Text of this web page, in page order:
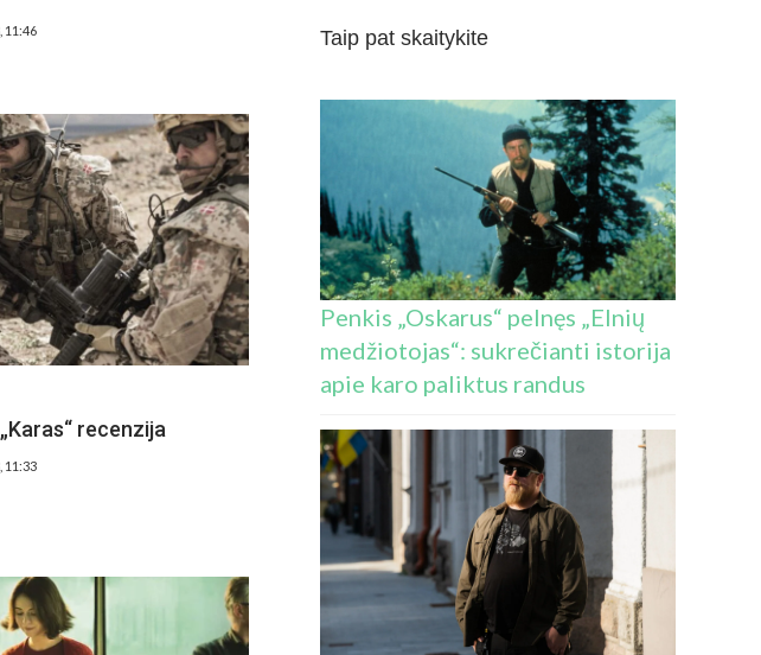
11:46
recenzija
11:33
Taip pat skaitykite
Penkis „Oskarus“ pelnęs „Elnių
medžiotojas“: sukrečianti istorija
apie karo paliktus randus